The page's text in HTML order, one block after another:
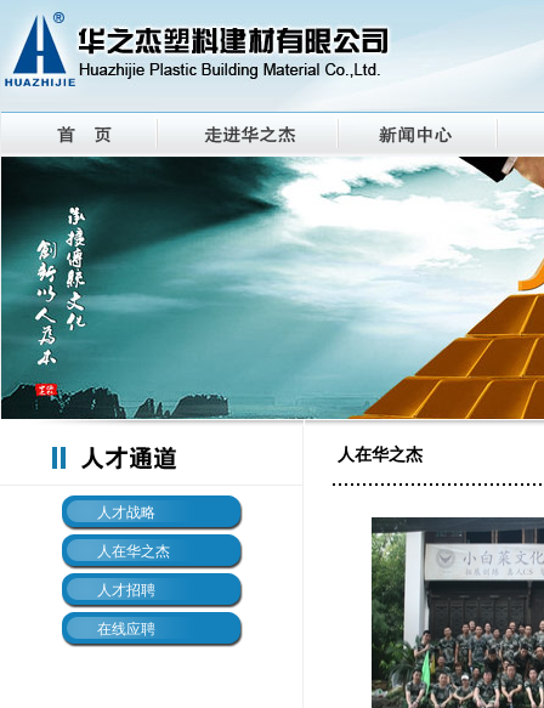
人才战略
人在华之杰
人才招聘
在线应聘
人在华之杰